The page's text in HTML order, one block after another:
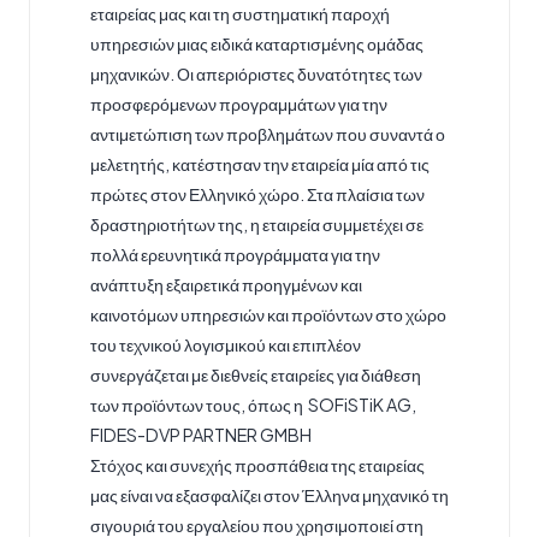
εταιρείας μας και τη συστηματική παροχή
υπηρεσιών μιας ειδικά καταρτισμένης ομάδας
μηχανικών. Οι απεριόριστες δυνατότητες των
προσφερόμενων προγραμμάτων για την
αντιμετώπιση των προβλημάτων που συναντά ο
μελετητής, κατέστησαν την εταιρεία μία από τις
πρώτες στον Ελληνικό χώρο. Στα πλαίσια των
δραστηριοτήτων της, η εταιρεία συμμετέχει σε
πολλά ερευνητικά προγράμματα για την
ανάπτυξη εξαιρετικά προηγμένων και
καινοτόμων υπηρεσιών και προϊόντων στο χώρο
του τεχνικού λογισμικού και επιπλέον
συνεργάζεται με διεθνείς εταιρείες για διάθεση
των προϊόντων τους, όπως η SOFiSTiK AG,
FIDES-DVP PARTNER GMBH
Στόχος και συνεχής προσπάθεια της εταιρείας
μας είναι να εξασφαλίζει στον Έλληνα μηχανικό τη
σιγουριά του εργαλείου που χρησιμοποιεί στη